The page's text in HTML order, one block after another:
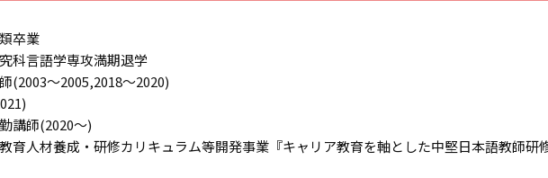
卒業
科言語学専攻満期退学
(2003～2005,2018～2020)
講師(2020～)
育人材養成・研修カリキュラム等開発事業『キャリア教育を軸とした中堅日本語教師